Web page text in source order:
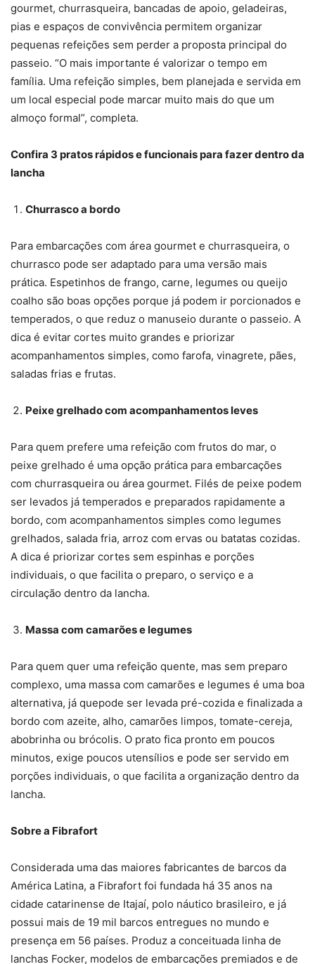
gourmet, churrasqueira, bancadas de apoio, geladeiras,
pias e espaços de convivência permitem organizar
pequenas refeições sem perder a proposta principal do
passeio. “O mais importante é valorizar o tempo em
família. Uma refeição simples, bem planejada e servida em
um local especial pode marcar muito mais do que um
almoço formal”, completa.
Confira 3 pratos rápidos e funcionais para fazer dentro da
lancha
Churrasco a bordo
Para embarcações com área gourmet e churrasqueira, o
churrasco pode ser adaptado para uma versão mais
prática. Espetinhos de frango, carne, legumes ou queijo
coalho são boas opções porque já podem ir porcionados e
temperados, o que reduz o manuseio durante o passeio. A
dica é evitar cortes muito grandes e priorizar
acompanhamentos simples, como farofa, vinagrete, pães,
saladas frias e frutas.
Peixe grelhado com acompanhamentos leves
Para quem prefere uma refeição com frutos do mar, o
peixe grelhado é uma opção prática para embarcações
com churrasqueira ou área gourmet. Filés de peixe podem
ser levados já temperados e preparados rapidamente a
bordo, com acompanhamentos simples como legumes
grelhados, salada fria, arroz com ervas ou batatas cozidas.
A dica é priorizar cortes sem espinhas e porções
individuais, o que facilita o preparo, o serviço e a
circulação dentro da lancha.
Massa com camarões e legumes
Para quem quer uma refeição quente, mas sem preparo
complexo, uma massa com camarões e legumes é uma boa
alternativa, já quepode ser levada pré-cozida e finalizada a
bordo com azeite, alho, camarões limpos, tomate-cereja,
abobrinha ou brócolis. O prato fica pronto em poucos
minutos, exige poucos utensílios e pode ser servido em
porções individuais, o que facilita a organização dentro da
lancha.
Sobre a Fibrafort
Considerada uma das maiores fabricantes de barcos da
América Latina, a Fibrafort foi fundada há 35 anos na
cidade catarinense de Itajaí, polo náutico brasileiro, e já
possui mais de 19 mil barcos entregues no mundo e
presença em 56 países. Produz a conceituada linha de
lanchas Focker, modelos de embarcações premiados e de